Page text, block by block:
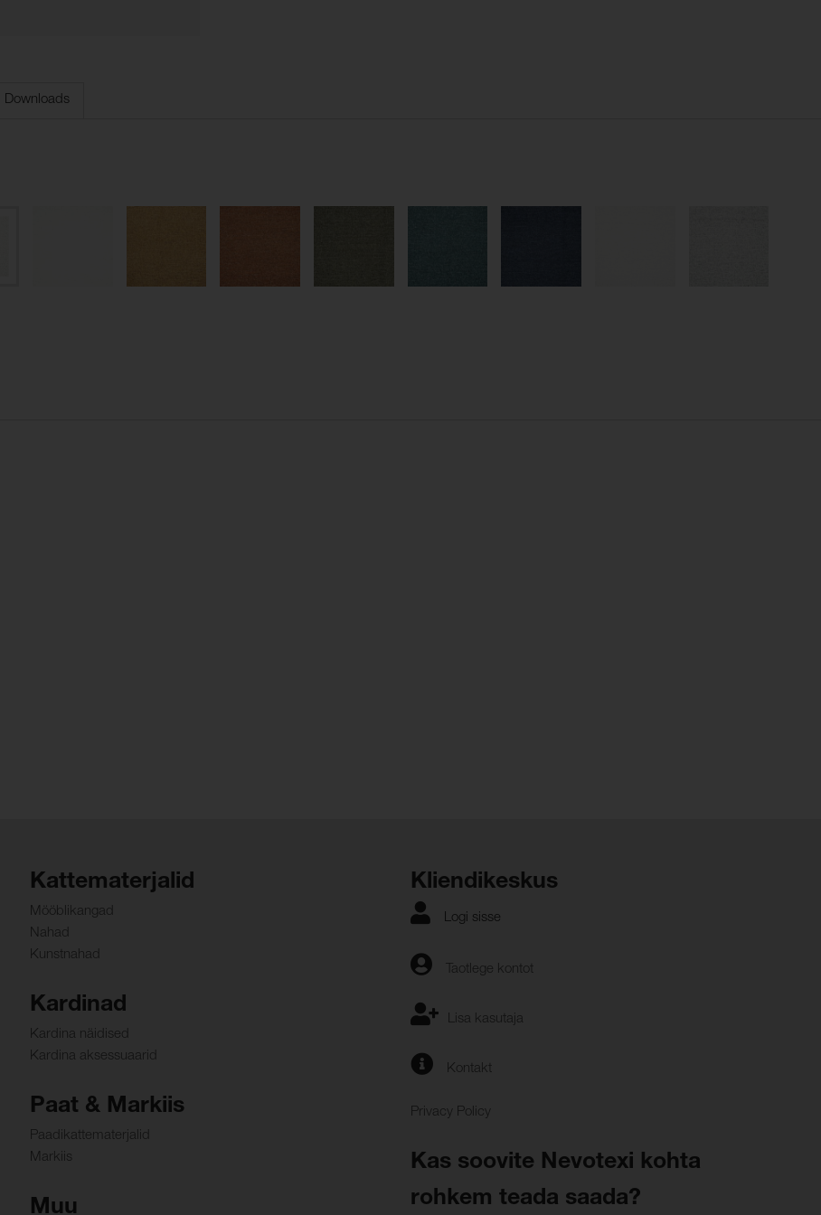
Downloads
Kattematerjalid
Mööblikangad
Nahad
Kunstnahad
Kardinad
Kardina näidised
Kardina aksessuaarid
Paat & Markiis
Paadikattematerjalid
Markiis
Muu
Kliendikeskus
Logi sisse
Taotlege kontot
Lisa kasutaja
Kontakt
Privacy Policy
Kas soovite Nevotexi kohta
rohkem teada saada?